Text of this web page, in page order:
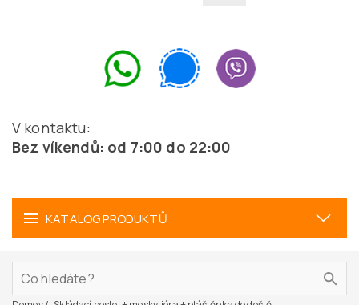
V kontaktu:
Bez víkendů: od 7:00 do 22:00
KATALOG PRODUKTŮ